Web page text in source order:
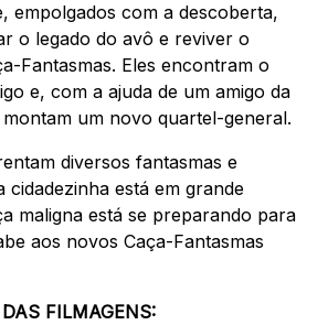
empolgados com a descoberta,
o legado do avô e reviver o
Fantasmas. Eles encontram o
e, com a ajuda de um amigo da
um novo quartel-general.
diversos fantasmas e
cidadezinha está em grande
maligna está se preparando para
aos novos Caça-Fantasmas
FILMAGENS: